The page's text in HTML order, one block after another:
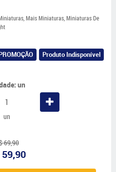
,Mais Miniaturas,Miniaturas De
Produto Indisponível
un
un
69,90
59,90